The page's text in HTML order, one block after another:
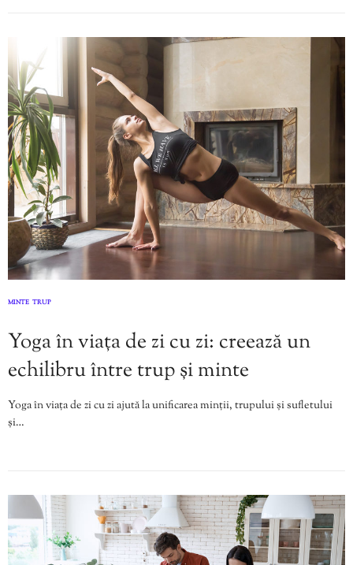
MINTE TRUP
Yoga în viața de zi cu zi: creează un
echilibru între trup și minte
Yoga în viața de zi cu zi ajută la unificarea minții, trupului și sufletului
și…